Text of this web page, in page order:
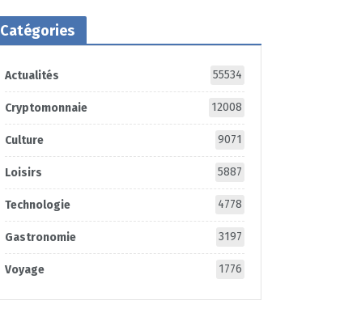
Catégories
Actualités 55534
Cryptomonnaie 12008
Culture 9071
Loisirs 5887
Technologie 4778
Gastronomie 3197
Voyage 1776